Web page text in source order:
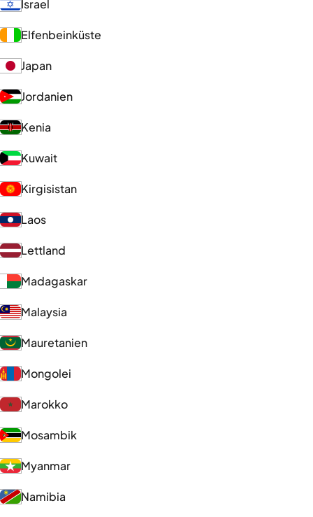
Israel
Elfenbeinküste
Japan
Jordanien
Kenia
Kuwait
Kirgisistan
Laos
Lettland
Madagaskar
Malaysia
Mauretanien
Mongolei
Marokko
Mosambik
Myanmar
Namibia